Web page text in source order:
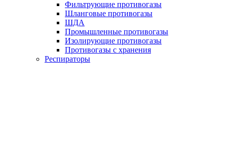
Фильтрующие противогазы
Шланговые противогазы
ШДА
Промышленные противогазы
Изолирующие противогазы
Противогазы с хранения
Респираторы